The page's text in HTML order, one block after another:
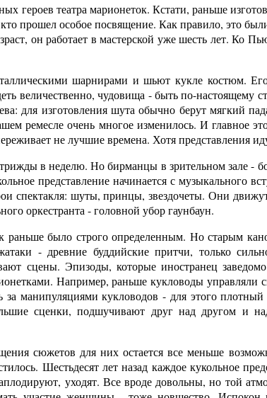
героев театра марионеток. Кстати, раньше
прошел особое посвящение. Как правило, это
он работает в мастерской уже шесть лет. Ко
шарнирами и шьют кукле костюм.
величественно, чудовища - быть по-
для изготовления шута обычно берут мягкий
ремесле очень многое изменилось. И главное
не лучшие времена. Хотя представления
в неделю. Но бирманцы в зрительном зале -
представление начинается с музыкального
спектакля: шуты, принцы, звездочеты. Они
оркестранта - головной убор гаунбаун.
раньше было строго определенным. Но старым
- древние буддийские притчи, только
сцены. Эпизоды, которые иностранец
Например, раньше кукловоды
манипуляциями кукловодов - для этого
сценки, подшучивают друг над другом и
сюжетов для них остается все меньше
Шестьдесят лет назад каждое кукольное
уходят. Все вроде довольны, но той